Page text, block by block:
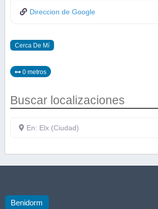
Direccion de Google
Cerca De Mí
0 metros
Buscar localizaciones
En: Elx (Ciudad)
Benidorm